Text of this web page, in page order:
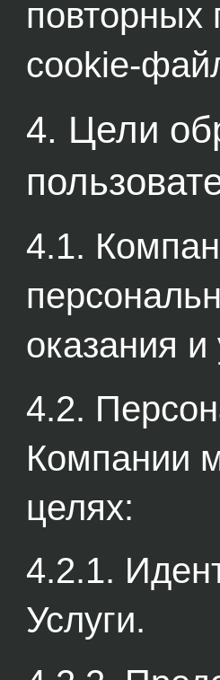
повторных
cookie-
4. Цели
4.1.
оказания и
4.2.
Компании
целях:
4.2.1.
Услуги.